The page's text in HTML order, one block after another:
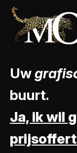
Uw
buurt.
Ja, ik wil